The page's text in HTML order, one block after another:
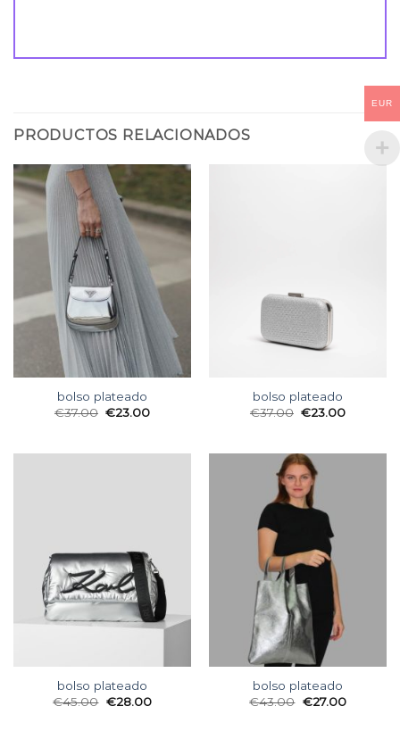
PRODUCTOS RELACIONADOS
bolso plateado
€37.00 €23.00
bolso plateado
€37.00 €23.00
bolso plateado
€45.00 €28.00
bolso plateado
€43.00 €27.00
EUR